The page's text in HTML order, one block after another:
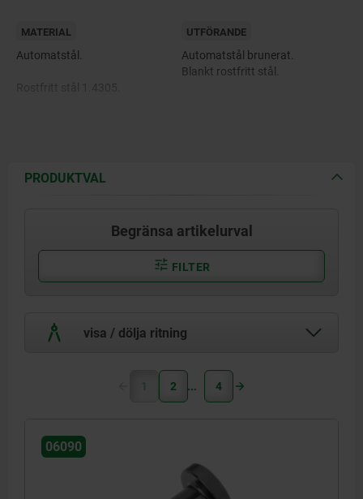
MATERIAL
Automatstål.
UTFÖRANDE
Automatstål brunerat.
Blankt rostfritt stål.
PRODUKTVAL
Begränsa artikelurval
FILTER
visa / dölja ritning
1 2 4
06090